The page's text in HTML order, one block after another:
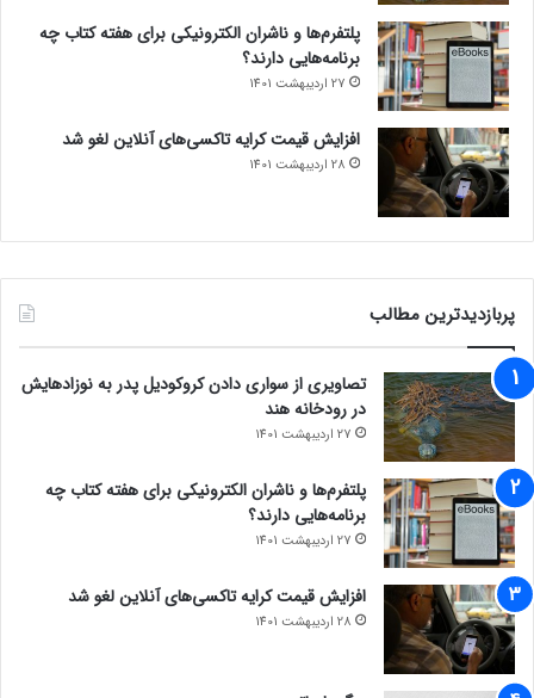
پلتفرم‌ها و ناشران الکترونیکی برای هفته کتاب چه
برنامه‌هایی دارند؟
27 اردیبهشت 1401
افزایش قیمت کرایه تاکسی‌های آنلاین لغو شد
28 اردیبهشت 1401
پربازدیدترین مطالب
تصاویری از سواری دادن کروکودیل پدر به نوزادهایش
در رودخانه هند
27 اردیبهشت 1401
پلتفرم‌ها و ناشران الکترونیکی برای هفته کتاب چه
برنامه‌هایی دارند؟
27 اردیبهشت 1401
افزایش قیمت کرایه تاکسی‌های آنلاین لغو شد
28 اردیبهشت 1401